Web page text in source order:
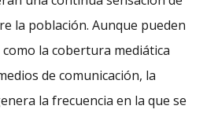
la población. Aunque pueden
la cobertura mediática
de comunicación, la
la frecuencia en la que se